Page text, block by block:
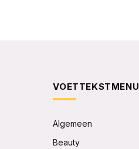
VOETTEKSTMENU
Algemeen
Beauty